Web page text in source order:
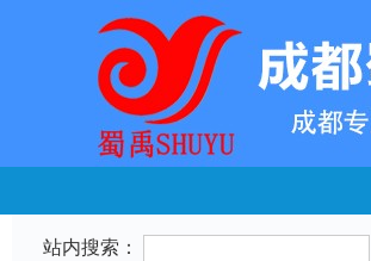
站内搜索：